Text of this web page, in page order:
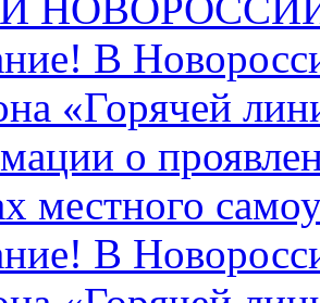
В
«Горячей
о
местного
В